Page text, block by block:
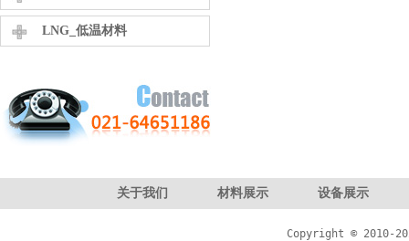
LNG_低温材料
关于我们 材料展示 设备展示
Copyright © 2010-